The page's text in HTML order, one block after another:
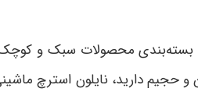
محصولات سبک و کوچک
حجیم دارید، نایلون استرچ